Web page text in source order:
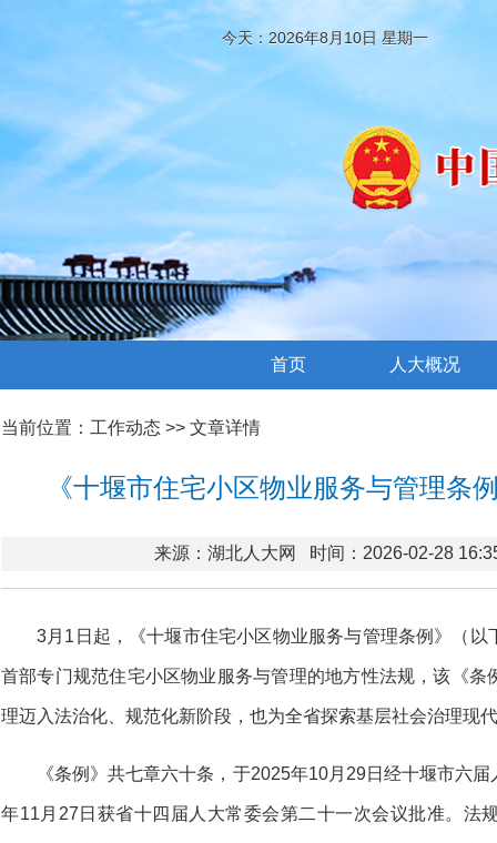
今天：2026年8月10日 星期一
首页 人大概况
当前位置： 工作动态 >> 文章详情
《十堰市住宅小区物业服务与管理条
来源：湖北人大网 时间：2026-02-28
3月1日起，《十堰市住宅小区物业服务与管理条例》（
首部专门规范住宅小区物业服务与管理的地方性法规，该《
理迈入法治化、规范化新阶段，也为全省探索基层社会治理现
《条例》共七章六十条，于2025年10月29日经十堰市六
年11月27日获省十四届人大常委会第二十一次会议批准。法